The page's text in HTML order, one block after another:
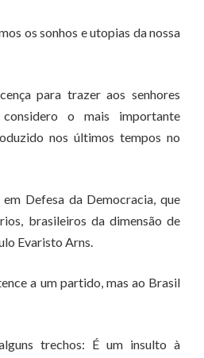
os sonhos e utopias da nossa
para trazer aos senhores
o mais importante
nos últimos tempos no
Defesa da Democracia, que
brasileiros da dimensão de
Evaristo Arns.
a um partido, mas ao Brasil
trechos: É um insulto à